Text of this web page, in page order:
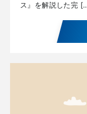
ス』を解説した完